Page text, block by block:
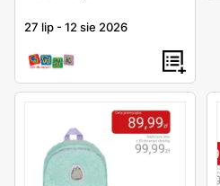
27 lip -12 sie 2026